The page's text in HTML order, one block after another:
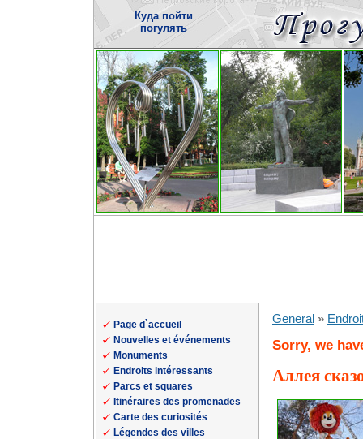
Куда пойти
погулять
Page d`accueil
Nouvelles et événements
Monuments
Endroits intéressants
Parcs et squares
Itinéraires des promenades
Carte des curiosités
Légendes des villes
General »
Sorry, we
Аллея